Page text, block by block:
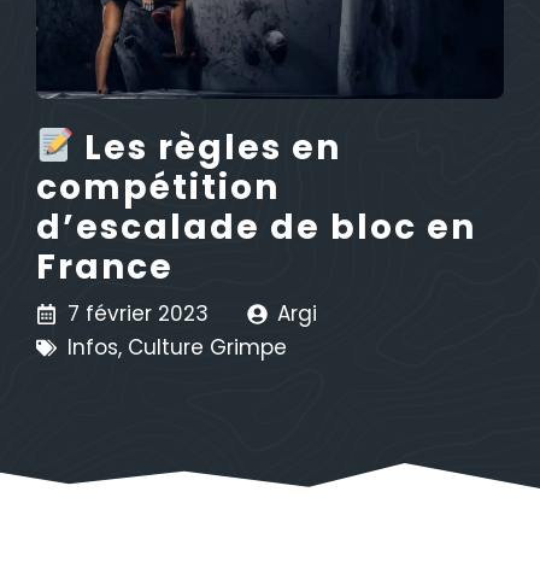
Les règles en
compétition
d’escalade de bloc en
France
7 février 2023
Argi
Infos, Culture Grimpe